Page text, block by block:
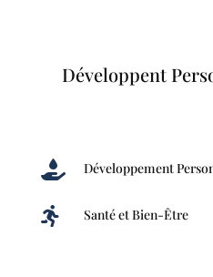
Développent
 Développement
 Santé et Bien-Être